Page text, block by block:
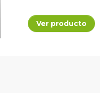
Ver producto